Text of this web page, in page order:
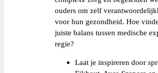
ouders om zelf
voor hun gezondheid. Hoe
juiste balans tussen medische
regie?
Laat je inspireren door